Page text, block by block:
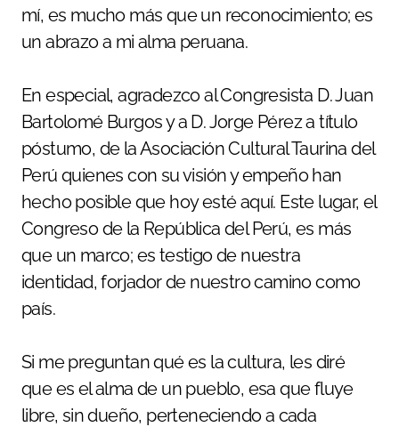
mí, es mucho más que un reconocimiento; es
un abrazo a mi alma peruana.
En especial, agradezco al Congresista D. Juan
Bartolomé Burgos y a D. Jorge Pérez a título
póstumo, de la Asociación Cultural Taurina del
Perú quienes con su visión y empeño han
hecho posible que hoy esté aquí. Este lugar, el
Congreso de la República del Perú, es más
que un marco; es testigo de nuestra
identidad, forjador de nuestro camino como
país.
Si me preguntan qué es la cultura, les diré
que es el alma de un pueblo, esa que fluye
libre, sin dueño, perteneciendo a cada